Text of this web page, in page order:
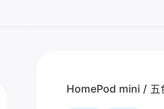
HomePod mini / 五